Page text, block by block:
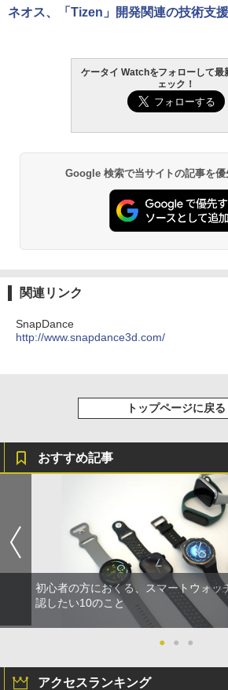
ネオス、「Tizen」開発関連の技術支援
ケータイ Watchをフォローして最
ェック！
Google 検索で当サイトの記事を優
関連リンク
SnapDance
http://www.snapdance3d.com/
トップページに戻る
おすすめ記事
初心者の方におくる、スマートウォッ
認したい10のこと
● ● ●
アクセスランキング